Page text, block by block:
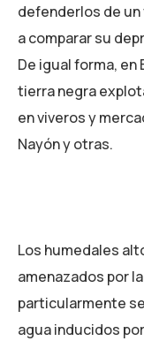
defenderlos de
a comparar su
De igual forma,
tierra negra
en viveros y
Nayón y otras.
Los humedales
amenazados por
particularmente
agua inducidos